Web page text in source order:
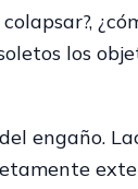
los
engaño.